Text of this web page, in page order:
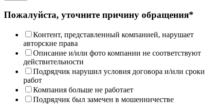
Пожалуйста, уточните причину обращения*
Контент, представленный компанией, нарушает
авторские права
Описание и/или фото компании не соответствуют
действительности
Подрядчик нарушил условия договора и/или сроки
работ
Компания больше не работает
Подрядчик был замечен в мошенничестве